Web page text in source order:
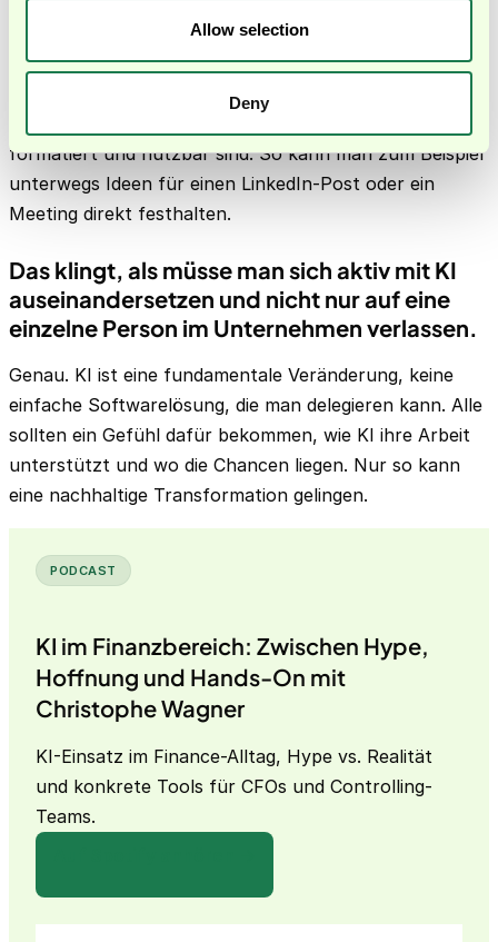
Allow selection
Deny
Super Whisper sehr praktisch, gerade für CFOs, die viel
unterwegs sind. Sie transkribieren nicht nur
Gesprochenes, sondern können auch individuelle
formatiert und nutzbar sind. So kann man zum Beispiel
unterwegs Ideen für einen LinkedIn-Post oder ein
Meeting direkt festhalten.
Das klingt, als müsse man sich aktiv mit KI
auseinandersetzen und nicht nur auf eine
einzelne Person im Unternehmen verlassen.
Genau. KI ist eine fundamentale Veränderung, keine
einfache Softwarelösung, die man delegieren kann. Alle
sollten ein Gefühl dafür bekommen, wie KI ihre Arbeit
unterstützt und wo die Chancen liegen. Nur so kann
eine nachhaltige Transformation gelingen.
PODCAST
KI im Finanzbereich: Zwischen Hype,
Hoffnung und Hands-On mit
Christophe Wagner
KI-Einsatz im Finance-Alltag, Hype vs. Realität
und konkrete Tools für CFOs und Controlling-
Teams.